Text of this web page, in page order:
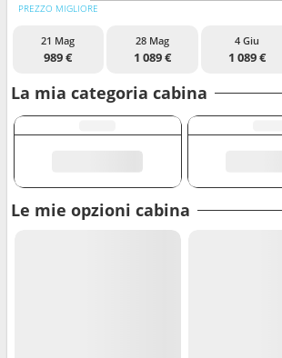
PREZZO MIGLIORE
21 Mag
989 €
28 Mag
1 089 €
4 Giu
1 089 €
La mia categoria cabina
Le mie opzioni cabina